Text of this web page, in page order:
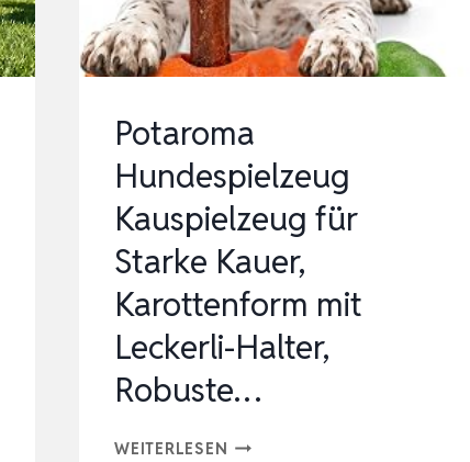
Potaroma
Hundespielzeug
Kauspielzeug für
Starke Kauer,
Karottenform mit
Leckerli-Halter,
Robuste…
WEITERLESEN POTAROMA